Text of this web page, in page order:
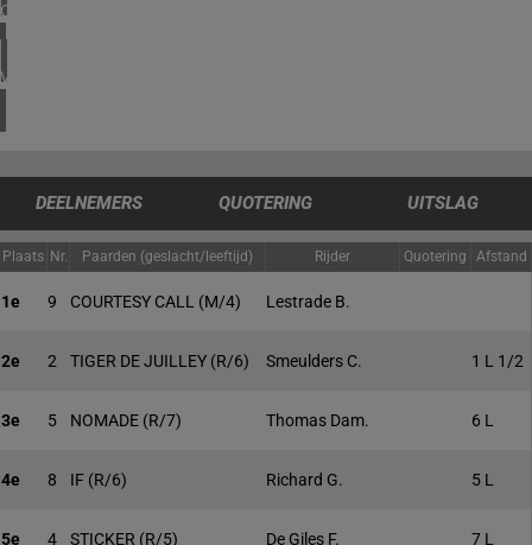
CHILI
1 meeting(s)
VERENIGDE STATEN
4 meeting(s)
DEELNEMERS QUOTERING UITSLAG
Plaats Nr. Paarden (geslacht/leeftijd) Rijder Quotering Afstand
1e 9 COURTESY CALL (M/4) Lestrade B.
2e 2 TIGER DE JUILLEY (R/6) Smeulders C. 1 L 1/2
3e 5 NOMADE (R/7) Thomas Dam. 6 L
4e 8 IF (R/6) Richard G. 5 L
5e 4 STICKER (R/5) De Giles F. 7 L